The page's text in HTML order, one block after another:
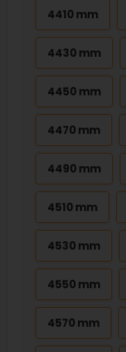
4410 mm
4430 mm
4450 mm
4470 mm
4490 mm
4510 mm
4530 mm
4550 mm
4570 mm